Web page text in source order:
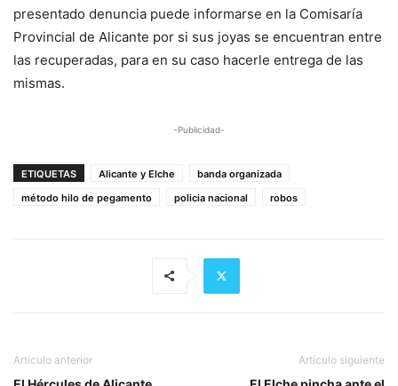
presentado denuncia puede informarse en la Comisaría
Provincial de Alicante por si sus joyas se encuentran entre
las recuperadas, para en su caso hacerle entrega de las
mismas.
-Publicidad-
ETIQUETAS Alicante y Elche
banda organizada
método hilo de pegamento
policia nacional robos
Artículo anterior Artículo siguiente